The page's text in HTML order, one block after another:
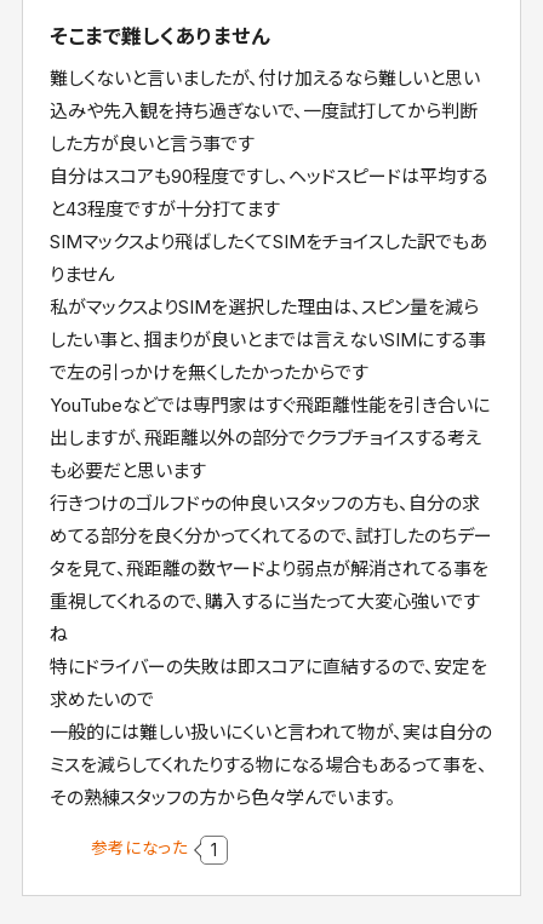
そこまで難しくありません
難しくないと言いましたが、付け加えるなら難しいと思い
込みや先入観を持ち過ぎないで、一度試打してから判断
した方が良いと言う事です
自分はスコアも90程度ですし、ヘッドスピードは平均する
と43程度ですが十分打てます
SIMマックスより飛ばしたくてSIMをチョイスした訳でもあ
りません
私がマックスよりSIMを選択した理由は、スピン量を減ら
したい事と、掴まりが良いとまでは言えないSIMにする事
で左の引っかけを無くしたかったからです
YouTubeなどでは専門家はすぐ飛距離性能を引き合いに
出しますが、飛距離以外の部分でクラブチョイスする考え
も必要だと思います
行きつけのゴルフドゥの仲良いスタッフの方も、自分の求
めてる部分を良く分かってくれてるので、試打したのちデー
タを見て、飛距離の数ヤードより弱点が解消されてる事を
重視してくれるので、購入するに当たって大変心強いです
ね
特にドライバーの失敗は即スコアに直結するので、安定を
求めたいので
一般的には難しい扱いにくいと言われて物が、実は自分の
ミスを減らしてくれたりする物になる場合もあるって事を、
その熟練スタッフの方から色々学んでいます。
参考になった 1